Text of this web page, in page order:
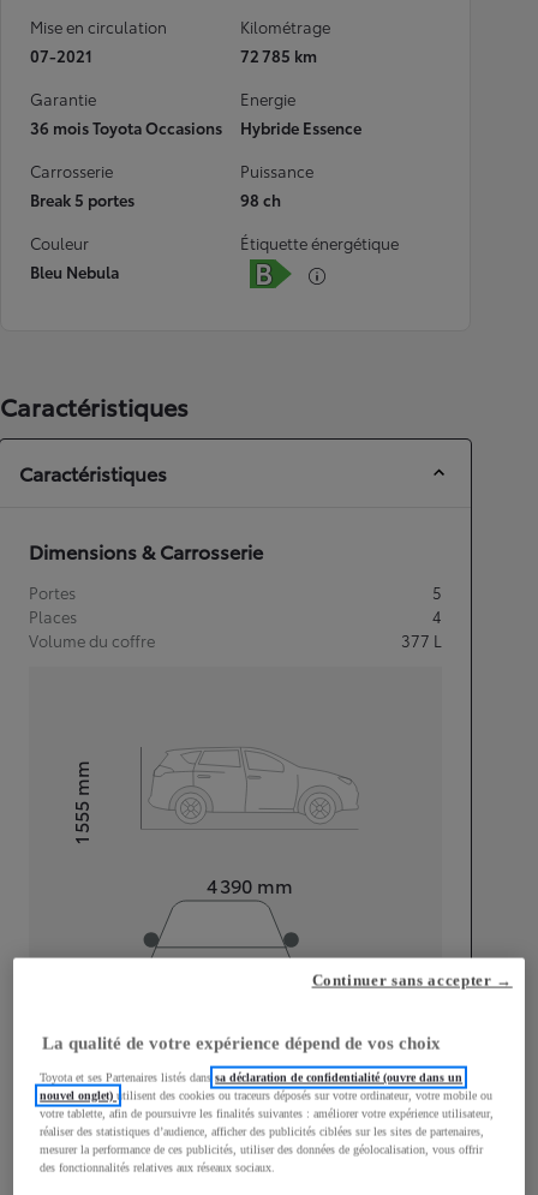
Mise en circulation
07-2021
Kilométrage
72 785 km
Garantie
36 mois Toyota Occasions
Energie
Hybride Essence
Carrosserie
Break 5 portes
Puissance
98 ch
Couleur
Bleu Nebula
Étiquette énergétique
Caractéristiques
Caractéristiques
Dimensions & Carrosserie
Portes
5
Places
4
Volume du coffre
377 L
4 390 mm
Hauteur1 555
mm
Largeur
1 795mm
Consommation mixte
La qualité de votre expérience dépend de vos choix
Toyota et ses Partenaires listés danssa déclaration de confidentialité (ouvre dans un
nouvel onglet)utilisent des cookies ou traceurs déposés sur votre ordinateur, votre mobile ou
votre tablette, afin de poursuivre les finalités suivantes : améliorer votre expérience utilisateur,
réaliser des statistiques d’audience, afficher des publicités ciblées sur les sites de partenaires,
mesurer la performance de ces publicités, utiliser des données de géolocalisation, vous offrir
des fonctionnalités relatives aux réseaux sociaux.
Continuer sans accepter →